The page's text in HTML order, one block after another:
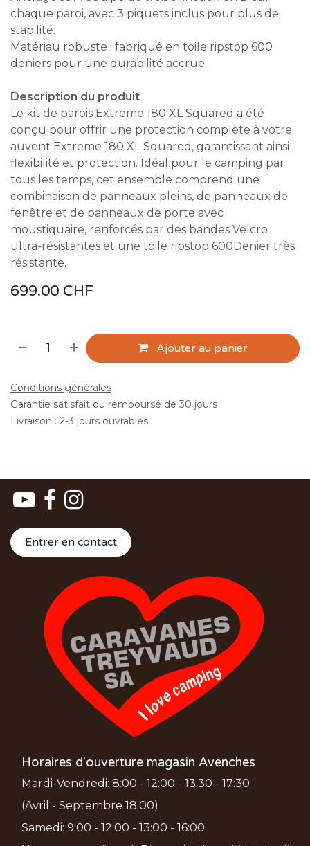
chaque paroi, avec 3 piquets inclus pour plus de
stabilité.
Matériau robuste : fabriqué en toile ripstop 600
deniers pour une durabilité accrue.
Description du produit
Le kit de parois Extreme 180 XL Squared a été
conçu pour offrir une protection complète à votre
auvent Extreme 180 XL Squared, garantissant ainsi
flexibilité et protection. Idéal pour le camping par
tous les temps, cet ensemble comprend une
combinaison de panneaux pleins, de panneaux de
fenêtre et de panneaux de porte avec
moustiquaire, renforcés par des bandes Velcro
ultra-résistantes et une toile ripstop 600Denier très
résistante.
699.00 CHF
Ajouter au panier
Conditions générales
Garantie satisfait ou remboursé de 30 jours
Livraison : 2-3 jours ouvrables
Entrer en contact
Horaires d'ouverture magasin Avenches
Mardi-Vendredi: 8:00 - 12:00 - 13:30 - 17:30
(Avril - Septembre 18:00)
Samedi: 9:00 - 12:00 - 13:00 - 16:00